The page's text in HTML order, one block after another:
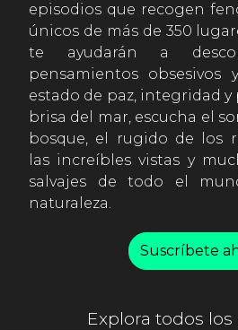
episodios que recogen
únicos de más de 350
te ayudarán a
pensamientos
estado de paz, integridad
brisa del mar, escucha el
bosque, el rugido de los
las increíbles vistas y
salvajes de todo el
naturaleza.
Suscríbete
Explora todos